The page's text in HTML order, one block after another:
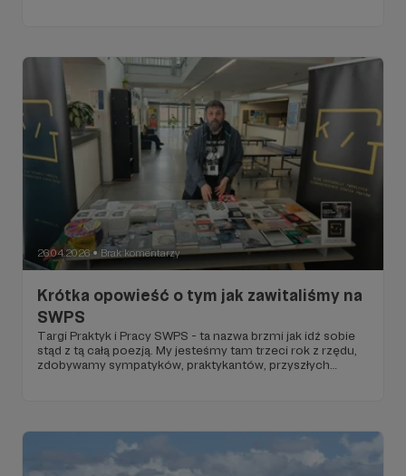
26.04.2026 ● Brak komentarzy
Krótka opowieść o tym jak zawitaliśmy na
SWPS
Targi Praktyk i Pracy SWPS - ta nazwa brzmi jak idź sobie
stąd z tą całą poezją. My jesteśmy tam trzeci rok z rzędu,
zdobywamy sympatyków, praktykantów, przyszłych